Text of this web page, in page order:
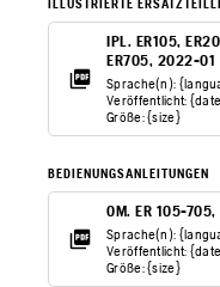
ILLUSTRIERTE
IPL. ER105,
ER705, 2022-01
Sprache(n):
Veröffentlicht:
Größe: {size}
BEDIENUNGSANLEITUNGEN
OM. ER 105-
Sprache(n):
Veröffentlicht:
Größe: {size}